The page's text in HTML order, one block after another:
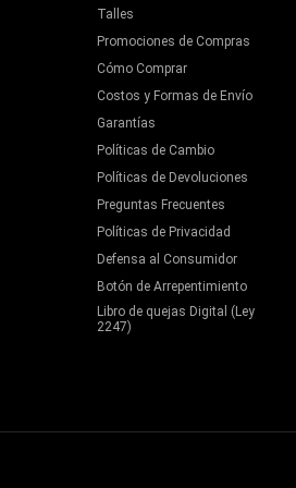
Talles
Promociones de Compras
Cómo Comprar
Costos y Formas de Envío
Garantías
Políticas de Cambio
Políticas de Devoluciones
Preguntas Frecuentes
Políticas de Privacidad
Defensa al Consumidor
Botón de Arrepentimiento
Libro de quejas Digital (Ley
2247)